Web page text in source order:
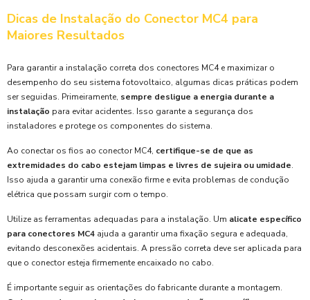
Dicas de Instalação do Conector MC4 para
Maiores Resultados
Para garantir a instalação correta dos conectores MC4 e maximizar o
desempenho do seu sistema fotovoltaico, algumas dicas práticas podem
ser seguidas. Primeiramente, sempre desligue a energia durante a
instalação para evitar acidentes. Isso garante a segurança dos
instaladores e protege os componentes do sistema.
Ao conectar os fios ao conector MC4, certifique-se de que as
extremidades do cabo estejam limpas e livres de sujeira ou umidade.
Isso ajuda a garantir uma conexão firme e evita problemas de condução
elétrica que possam surgir com o tempo.
Utilize as ferramentas adequadas para a instalação. Um alicate específico
para conectores MC4 ajuda a garantir uma fixação segura e adequada,
evitando desconexões acidentais. A pressão correta deve ser aplicada para
que o conector esteja firmemente encaixado no cabo.
É importante seguir as orientações do fabricante durante a montagem.